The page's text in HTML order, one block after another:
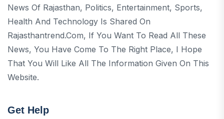
News Of Rajasthan, Politics, Entertainment, Sports,
Health And Technology Is Shared On
Rajasthantrend.com, If You Want To Read All These
News, You Have Come To The Right Place, I Hope
That You Will Like All The Information Given On This
Website.
Get Help